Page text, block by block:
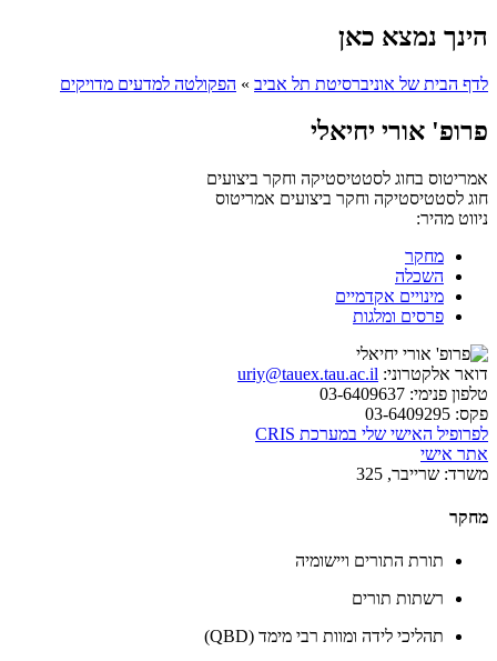
הינך נמצא כאן
לדף הבית של אוניברסיטת תל אביב » הפקולטה למדעים מדויקים
פרופ' אורי יחיאלי
אמריטוס בחוג לסטטיסטיקה וחקר ביצועים
חוג לסטטיסטיקה וחקר ביצועים אמריטוס
ניווט מהיר:
מחקר
השכלה
מינויים אקדמיים
פרסים ומלגות
דואר אלקטרוני: uriy@tauex.tau.ac.il
טלפון פנימי:
פקס:
לפרופיל האישי שלי במערכת CRIS
אתר אישי
משרד: שרייבר, 325
מחקר
תורת התורים ויישומיה
רשתות תורים
תהליכי לידה ומוות רבי מימד (QBD)